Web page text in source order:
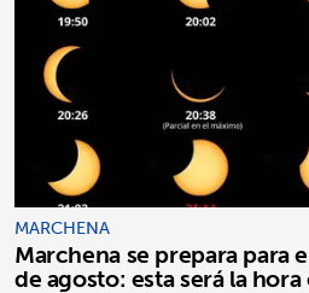
MARCHENA
Marchena se prepara para
de agosto: esta será la